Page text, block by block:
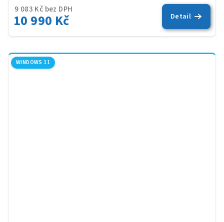
9 083 Kč bez DPH
10 990 Kč Detail
WINDOWS 11